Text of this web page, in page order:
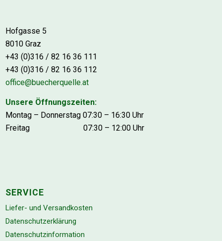
Hofgasse 5
8010 Graz
+43 (0)316 / 82 16 36 111
+43 (0)316 / 82 16 36 112
office@buecherquelle.at
Unsere Öffnungszeiten:
Montag – Donnerstag 07:30 – 16:30 Uhr
Freitag 07:30 – 12:00 Uhr
SERVICE
Liefer- und Versandkosten
Datenschutzerklärung
Datenschutzinformation